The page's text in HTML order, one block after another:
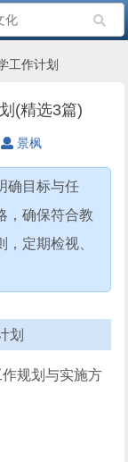
工作计划
(精选3篇)
景枫
确目标与任
，确保符合教
定期检视、
划
规划与实施方